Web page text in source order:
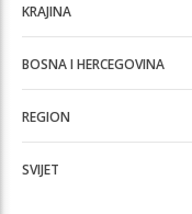
KRAJINA
BOSNA I HERCEGOVINA
REGION
SVIJET